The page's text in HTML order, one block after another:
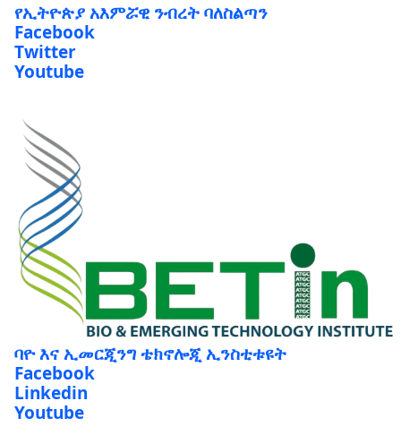
የኢትዮጵያ አእምሯዊ ንብረት ባለስልጣን
Facebook
Twitter
Youtube
ባዮ እና ኢመርጂንግ ቴክኖሎጂ ኢንስቲቱዩት
Facebook
Linkedin
Youtube